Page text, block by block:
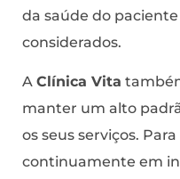
da saúde do
considerados.
A Clínica Vita
manter um alto
os seus serviços.
continuamente em